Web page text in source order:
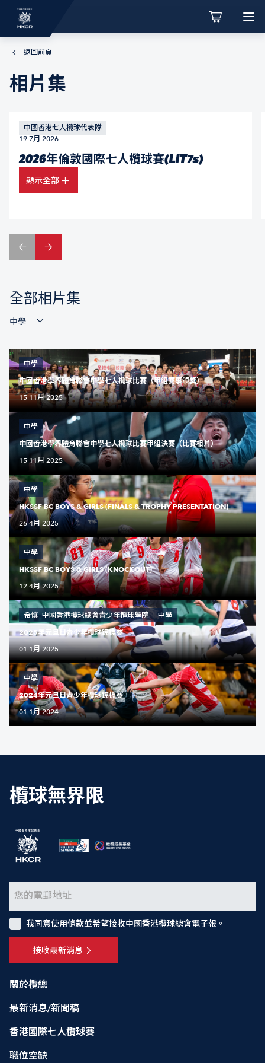
返回前頁
相片集
中國香港七人欖球代表隊
19 7月 2026
2026年倫敦國際七人欖球賽(LIT7s)
顯示全部
全部相片集
中學
中學
中國香港學界體育聯會中學七人欖球比賽（甲組賽事頒獎）
15 11月 2025
中學
中國香港學界體育聯會中學七人欖球比賽甲組決賽（比賽相片）
15 11月 2025
中學
HKSSF BC BOYS & GIRLS (FINALS & TROPHY PRESENTATION)
26 4月 2025
中學
HKSSF BC BOYS & GIRLS (KNOCKOUT)
12 4月 2025
希慎—中國香港欖球總會青少年欖球學院
中學
2025年元旦日青少年欖球錦標賽
01 1月 2025
中學
2024年元旦日青少年欖球錦標賽
01 1月 2024
欖球無界限
關於欖總
最新消息/新聞稿
香港國際七人欖球賽
職位空缺
接收最新消息
我同意使用條款並希望接收中國香港欖球總會電子報。